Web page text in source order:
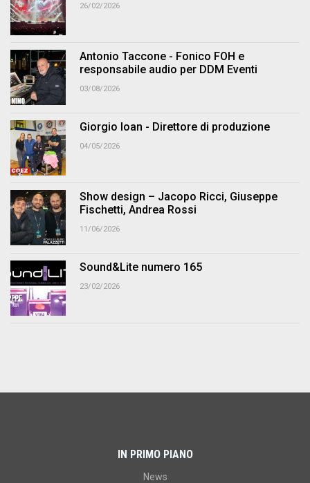
26/02/2026
Antonio Taccone - Fonico FOH e
responsabile audio per DDM Eventi
03/08/2026
Giorgio Ioan - Direttore di produzione
04/05/2026
Show design – Jacopo Ricci, Giuseppe
Fischetti, Andrea Rossi
11/06/2026
Sound&Lite numero 165
23/02/2026
IN PRIMO PIANO
News